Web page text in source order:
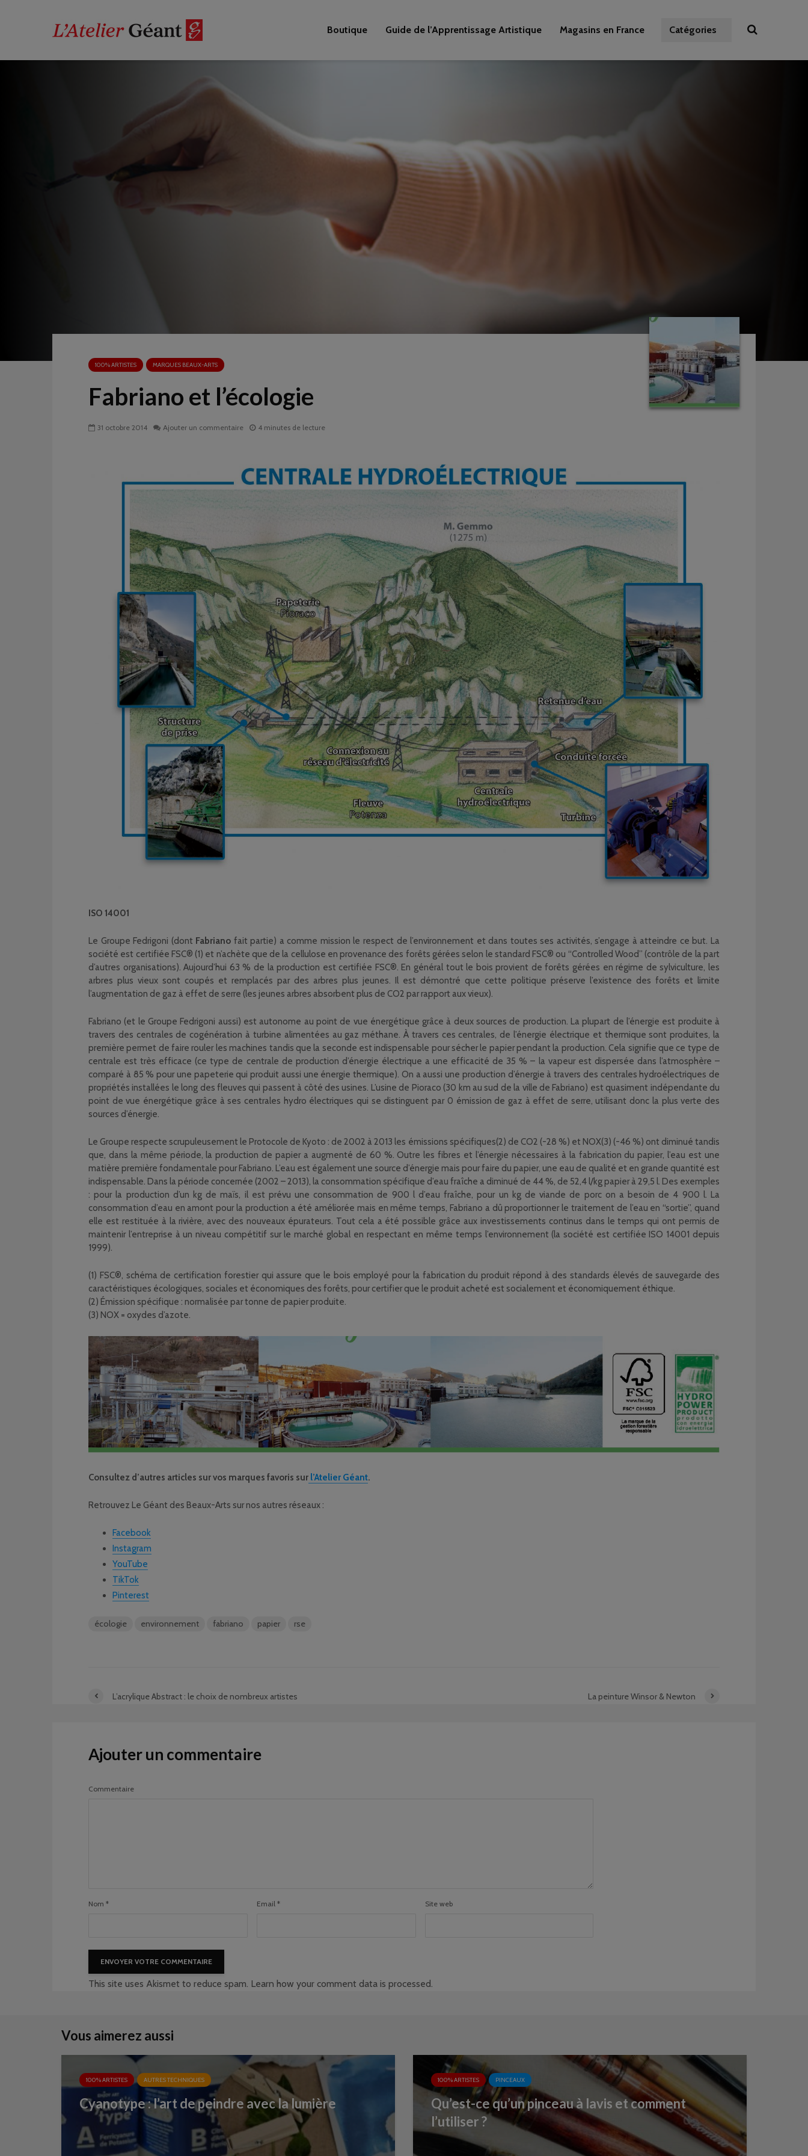
Boutique Guide de l’Apprentissage Artistique Magasins en France Catégories
100% ARTISTES MARQUES BEAUX-ARTS
Fabriano et l’écologie
31 octobre 2014 Ajouter un commentaire 4 minutes de lecture
ISO 14001
Le Groupe Fedrigoni (dont Fabriano fait partie) a comme mission le respect de l’environnement et dans toutes ses activités, s’engage à atteindre ce but. La
société est certifiée FSC® (1) et n’achète que de la cellulose en provenance des forêts gérées selon le standard FSC® ou “Controlled Wood” (contrôle de la part
d’autres organisations). Aujourd’hui 63 % de la production est certifiée FSC®. En général tout le bois provient de forêts gérées en régime de sylviculture, les
arbres plus vieux sont coupés et remplacés par des arbres plus jeunes. Il est démontré que cette politique préserve l’existence des forêts et limite
l’augmentation de gaz à effet de serre (les jeunes arbres absorbent plus de CO2 par rapport aux vieux).
Fabriano (et le Groupe Fedrigoni aussi) est autonome au point de vue énergétique grâce à deux sources de production. La plupart de l’énergie est produite à
travers des centrales de cogénération à turbine alimentées au gaz méthane. À travers ces centrales, de l’énergie électrique et thermique sont produites, la
première permet de faire rouler les machines tandis que la seconde est indispensable pour sécher le papier pendant la production. Cela signifie que ce type de
centrale est très efficace (ce type de centrale de production d’énergie électrique a une efficacité de 35 % – la vapeur est dispersée dans l’atmosphère –
comparé à 85 % pour une papeterie qui produit aussi une énergie thermique). On a aussi une production d’énergie à travers des centrales hydroélectriques de
propriétés installées le long des fleuves qui passent à côté des usines. L’usine de Pioraco (30 km au sud de la ville de Fabriano) est quasiment indépendante du
point de vue énergétique grâce à ses centrales hydro électriques qui se distinguent par 0 émission de gaz à effet de serre, utilisant donc la plus verte des
sources d’énergie.
Le Groupe respecte scrupuleusement le Protocole de Kyoto : de 2002 à 2013 les émissions spécifiques(2) de CO2 (-28 %) et NOX(3) (-46 %) ont diminué tandis
que, dans la même période, la production de papier a augmenté de 60 %. Outre les fibres et l’énergie nécessaires à la fabrication du papier, l’eau est une
matière première fondamentale pour Fabriano. L’eau est également une source d’énergie mais pour faire du papier, une eau de qualité et en grande quantité est
indispensable. Dans la période concernée (2002 – 2013), la consommation spécifique d’eau fraîche a diminué de 44 %, de 52,4 l/kg papier à 29,5 l. Des exemples
: pour la production d’un kg de maïs, il est prévu une consommation de 900 l d’eau fraîche, pour un kg de viande de porc on a besoin de 4 900 l. La
consommation d’eau en amont pour la production a été améliorée mais en même temps, Fabriano a dû proportionner le traitement de l’eau en “sortie”, quand
elle est restituée à la rivière, avec des nouveaux épurateurs. Tout cela a été possible grâce aux investissements continus dans le temps qui ont permis de
maintenir l’entreprise à un niveau compétitif sur le marché global en respectant en même temps l’environnement (la société est certifiée ISO 14001 depuis
1999).
(1) FSC®, schéma de certification forestier qui assure que le bois employé pour la fabrication du produit répond à des standards élevés de sauvegarde des
caractéristiques écologiques, sociales et économiques des forêts, pour certifier que le produit acheté est socialement et économiquement éthique.
(2) Émission spécifique : normalisée par tonne de papier produite.
(3) NOX = oxydes d’azote.
Consultez d’autres articles sur vos marques favoris sur l’Atelier Géant.
Retrouvez Le Géant des Beaux-Arts sur nos autres réseaux :
Facebook
Instagram
YouTube
TikTok
Pinterest
écologie environnement fabriano papier rse
L’acrylique Abstract : le choix de nombreux artistes La peinture Winsor & Newton
Ajouter un commentaire
Commentaire
Nom * Email * Site web
This site uses Akismet to reduce spam. Learn how your comment data is processed.
Vous aimerez aussi
100% ARTISTES AUTRES TECHNIQUES
Cyanotype : l’art de peindre avec la lumière
100% ARTISTES PINCEAUX
Qu’est-ce qu’un pinceau à lavis et comment
l’utiliser ?